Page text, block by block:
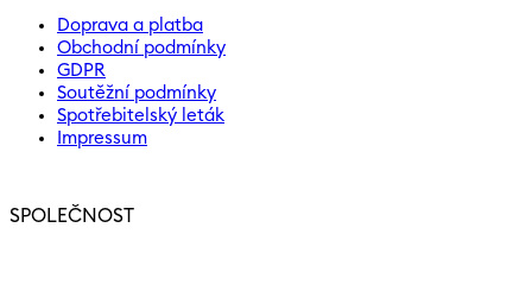
Doprava a platba
Obchodní podmínky
GDPR
Soutěžní podmínky
Spotřebitelský leták
Impressum
SPOLEČNOST